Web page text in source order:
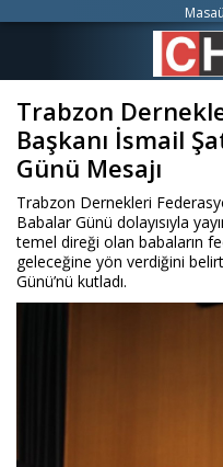
Trabzon
Başkanı İsmail
Günü Mesajı
Trabzon Dernekleri
Babalar Günü dolayısıyla
temel direği olan babaların
geleceğine yön verdiğini
Günü’nü kutladı.